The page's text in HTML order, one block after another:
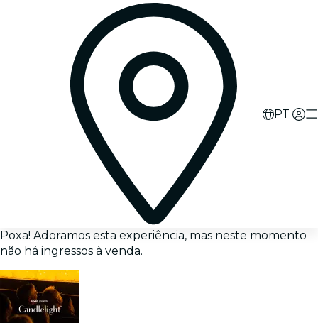
PT
Poxa! Adoramos esta experiência, mas neste momento
não há ingressos à venda.